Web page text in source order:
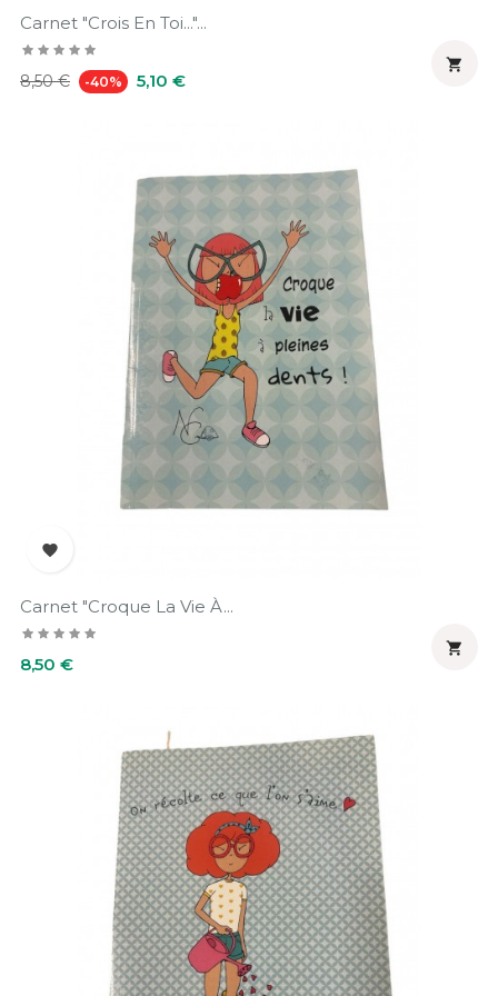
Carnet "crois En Toi..."...
Prix
8,50 € -40% Prix
5,10 €


Carnet "Croque La Vie À...
Prix
8,50 €
